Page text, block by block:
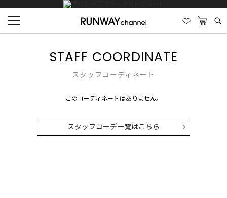
STAFF COORDINATE
スタッフコーディネート
このコーディネートはありません。
スタッフコーデ一覧はこちら